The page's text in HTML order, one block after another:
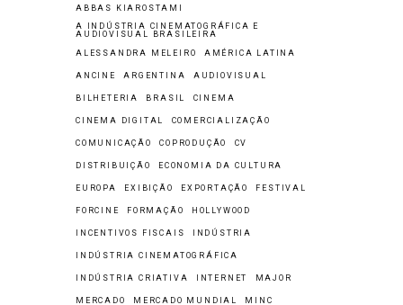
ABBAS KIAROSTAMI
A INDÚSTRIA CINEMATOGRÁFICA E
AUDIOVISUAL BRASILEIRA
ALESSANDRA MELEIRO AMÉRICA LATINA
ANCINE ARGENTINA AUDIOVISUAL
BILHETERIA BRASIL CINEMA
CINEMA DIGITAL COMERCIALIZAÇÃO
COMUNICAÇÃO COPRODUÇÃO CV
DISTRIBUIÇÃO ECONOMIA DA CULTURA
EUROPA EXIBIÇÃO EXPORTAÇÃO FESTIVAL
FORCINE FORMAÇÃO HOLLYWOOD
INCENTIVOS FISCAIS INDÚSTRIA
INDÚSTRIA CINEMATOGRÁFICA
INDÚSTRIA CRIATIVA INTERNET MAJOR
MERCADO MERCADO MUNDIAL MINC